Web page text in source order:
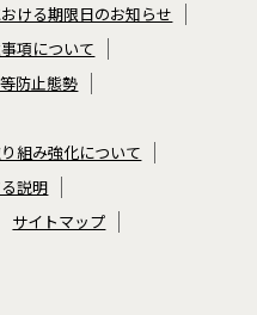
ける期限日のお知らせ
項について
防止態勢
組み強化について
説明
サイトマップ